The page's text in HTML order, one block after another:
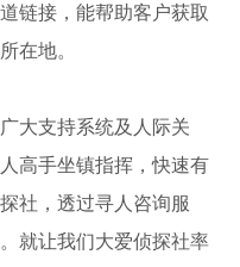
链接，能帮助客户获取
在地。
大支持系统及人际关
高手坐镇指挥，快速有
社，透过寻人咨询服
就让我们大爱侦探社率